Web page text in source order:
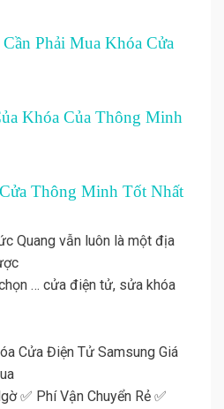
Phải Mua Khóa Cửa
Khóa Của Thông Minh
Thông Minh Tốt Nhất
Quang vẫn luôn là một địa
… cửa điện tử, sửa khóa
Cửa Điện Tử Samsung Giá
✅ Phí Vận Chuyển Rẻ ✅